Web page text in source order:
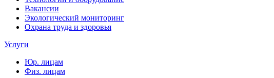
Вакансии
Экологический мониторинг
Охрана труда и здоровья
Услуги
Юр. лицам
Физ. лицам